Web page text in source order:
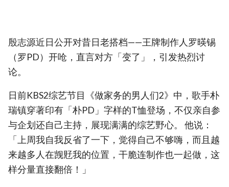
殷志源近日公开对昔日老搭档——王牌制作人罗暎锡
（罗PD）开呛，直言对方「变了」，引发热烈讨
论。
日前KBS2综艺节目《做家务的男人们2》中，歌手朴
瑞镇穿著印有「朴PD」字样的T恤登场，不仅亲自参
与企划还自己主持，展现满满的综艺野心。 他说：
「上周我自我反省了一下，觉得自己不够嗨，而且越
来越多人在觊覎我的位置，干脆连制作也一起做，这
样分量直接翻倍！」